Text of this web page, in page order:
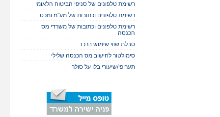
רשימת טלפונים של סניפי הביטוח הלאומי
רשימת טלפונים וכתובות של מע"מ ומכס
רשימת טלפונים וכתובות של משרדי מס
הכנסה
טבלת שווי שימוש ברכב
סימולטור לחישוב מס הכנסה שלילי
תעריפי/שיעורי בלו על סולר